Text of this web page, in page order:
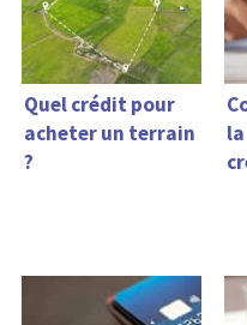
Quel crédit pour
acheter un terrain
?